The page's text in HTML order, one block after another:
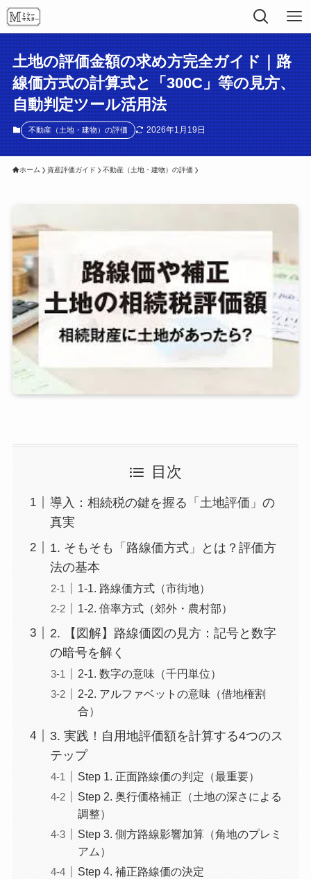
土地の評価金額の求め方完全ガイド｜路
線価方式の計算式と「300C」等の見方、
自動判定ツール活用法
不動産（土地・建物）の評価 2026年1月19日
ホーム 資産評価ガイド 不動産（土地・建物）の評価
目次
導入：相続税の鍵を握る「土地評価」の
真実
1. そもそも「路線価方式」とは？評価方
法の基本
1-1. 路線価方式（市街地）
1-2. 倍率方式（郊外・農村部）
2. 【図解】路線価図の見方：記号と数字
の暗号を解く
2-1. 数字の意味（千円単位）
2-2. アルファベットの意味（借地権割
合）
3. 実践！自用地評価額を計算する4つのス
テップ
Step 1. 正面路線価の判定（最重要）
Step 2. 奥行価格補正（土地の深さによる
調整）
Step 3. 側方路線影響加算（角地のプレミ
アム）
Step 4. 補正路線価の決定